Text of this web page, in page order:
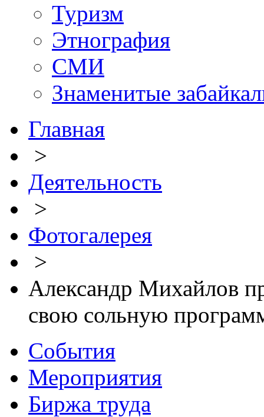
Туризм
Этнография
СМИ
Знаменитые
Главная
>
Деятельность
>
Фотогалерея
>
Александр Михайлов
свою сольную
События
Мероприятия
Биржа труда